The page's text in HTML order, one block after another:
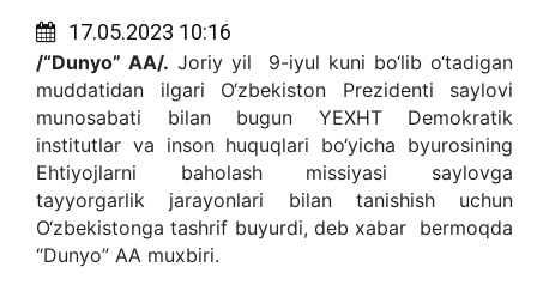
17.05.2023 10:16
/“Dunyo” AA/. Joriy yil 9-iyul kuni bo‘lib o‘tadigan
muddatidan ilgari O‘zbekiston Prezidenti saylovi
munosabati bilan bugun YEXHT Demokratik
institutlar va inson huquqlari bo‘yicha byurosining
Ehtiyojlarni baholash missiyasi saylovga
tayyorgarlik jarayonlari bilan tanishish uchun
O‘zbekistonga tashrif buyurdi, deb xabar bermoqda
“Dunyo” AA muxbiri.